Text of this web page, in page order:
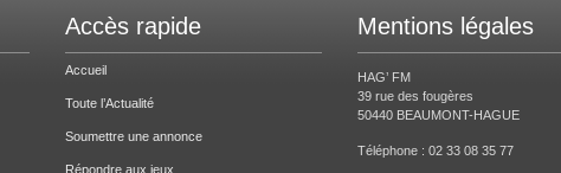
Accès rapide
Accueil
Toute l’Actualité
Soumettre une annonce
Répondre aux jeux
Mentions légales
HAG’ FM
39 rue des fougères
50440 BEAUMONT-HAGUE
Téléphone : 02 33 08 35 77